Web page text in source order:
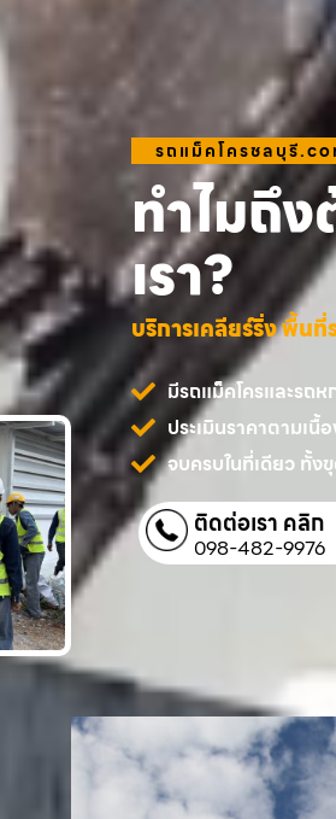
รถแม็คโครชลบุรี
ทำไมถึง
เรา?
บริการเคลียร์ริ่ง พื้น
มีรถแม็คโครและรถ
ประเมินราคาตามเ
จบครบในที่เดียว ทั้ง
ติดต่อเรา คลิก
098-482-9976